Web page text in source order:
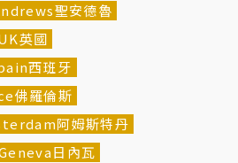
聖安德魯
英國
西班牙
佛羅倫斯
阿姆斯特丹
日內瓦